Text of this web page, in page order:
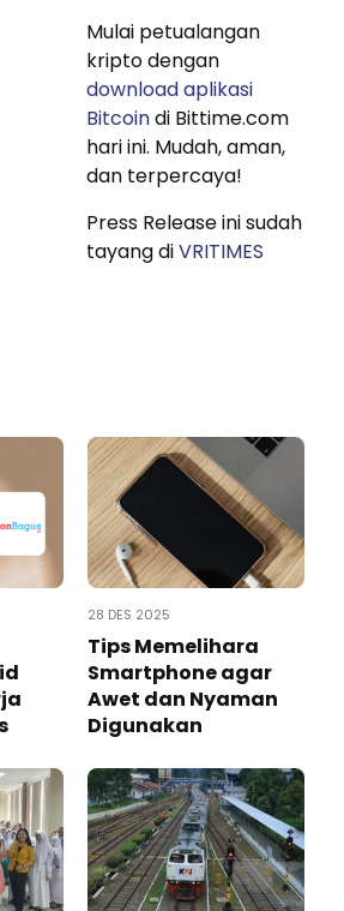
Mulai petualangan
kripto dengan
download aplikasi
Bitcoindi Bittime.com
hari ini. Mudah, aman,
dan terpercaya!
Press Release ini sudah
tayang diVRITIMES
28 DES 2025
Tips Memelihara
Smartphone agar
Awet dan Nyaman
Digunakan